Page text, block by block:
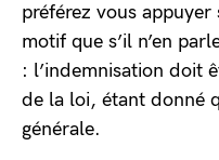
préférez vous
motif que s’il n’en
: l’indemnisation doit
de la loi, étant donné
générale.